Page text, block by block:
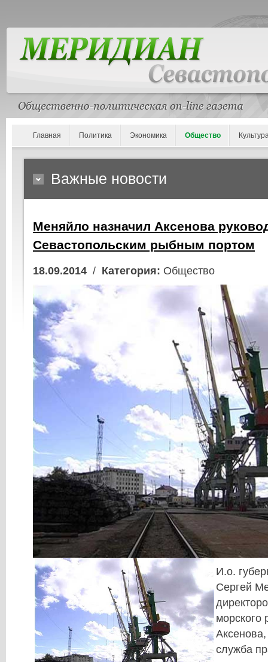
Главная Политика Экономика Общество
Важные новости
Меняйло назначил Аксенова
Севастопольским рыбным портом
18.09.2014 / Категория: Общество
И.о.
Сергей
морского
служба